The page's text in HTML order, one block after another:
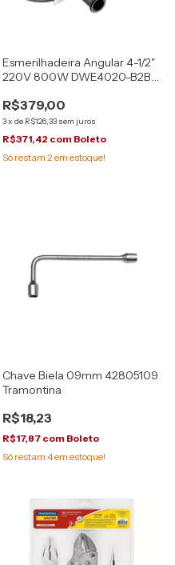
Esmerilhadeira Angular 4-1/2"
220V 800W DWE4020-B2B
R$379,00
3x de R$126,33 sem juros
R$371,42 com Boleto
Só restam 2em estoque!
Chave Biela 09mm 42805109
Tramontina
R$18,23
R$17,87 com Boleto
Só restam 4em estoque!